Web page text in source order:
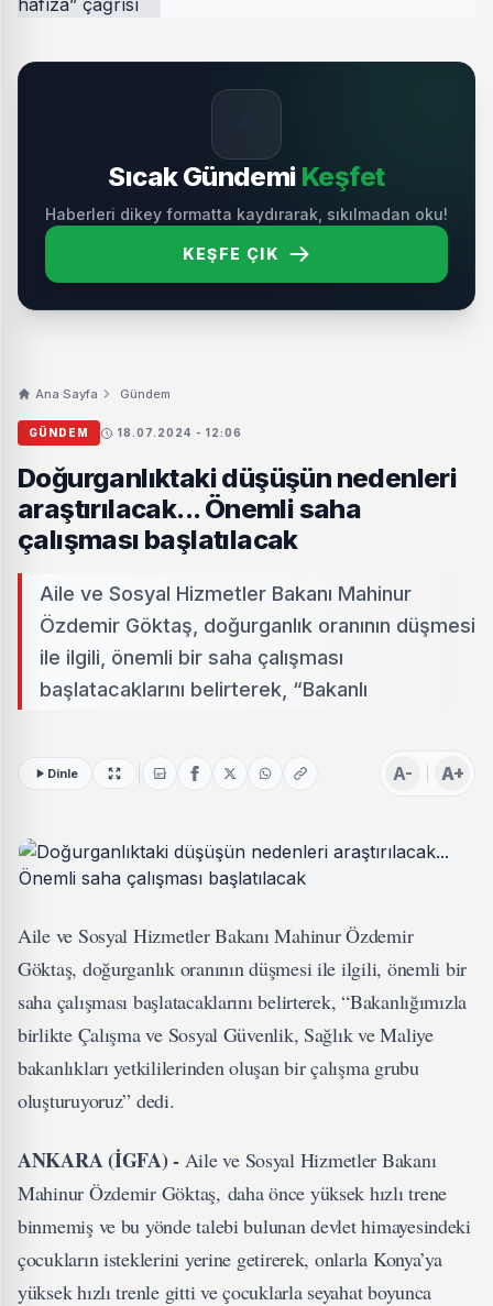
Sıcak Gündemi Keşfet
Haberleri dikey formatta kaydırarak, sıkılmadan oku!
KEŞFE ÇIK
Ana Sayfa Gündem
GÜNDEM 18.07.2024 - 12:06
Doğurganlıktaki düşüşün nedenleri
araştırılacak... Önemli saha
çalışması başlatılacak
Aile ve Sosyal Hizmetler Bakanı Mahinur
Özdemir Göktaş, doğurganlık oranının düşmesi
ile ilgili, önemli bir saha çalışması
başlatacaklarını belirterek, “Bakanlı
Dinle A- A+
Aile ve Sosyal Hizmetler Bakanı Mahinur Özdemir
Göktaş, doğurganlık oranının düşmesi ile ilgili, önemli bir
saha çalışması başlatacaklarını belirterek, “Bakanlığımızla
birlikte Çalışma ve Sosyal Güvenlik, Sağlık ve Maliye
bakanlıkları yetkililerinden oluşan bir çalışma grubu
oluşturuyoruz” dedi.
ANKARA (İGFA) - Aile ve Sosyal Hizmetler Bakanı
Mahinur Özdemir Göktaş, daha önce yüksek hızlı trene
binmemiş ve bu yönde talebi bulunan devlet himayesindeki
çocukların isteklerini yerine getirerek, onlarla Konya’ya
yüksek hızlı trenle gitti ve çocuklarla seyahat boyunca